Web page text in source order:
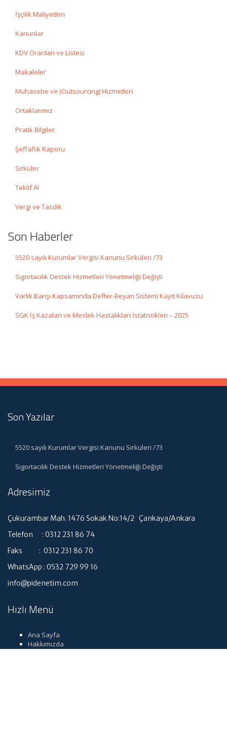
İşçilik Maliyetleri
Kanunlar
KDV Oranları ve Listesi
Makaleler
Muhasebe ve (Outsourcing) Hizmetleri
Ortaklarımız
Pratik Bilgiler
Şeffaflık Raporu
Sirküler
Teklif Al
Vergi ve Tasdik
Son Haberler
5520 sayılı Kurumlar Vergisi Kanunu Sirküleri /73
Sigortacılık Destek Hizmetleri Yönetmeliği Değişti
Varlık Barışı Kapsamında Defter-Beyan Sistemi Kayıt Kılavuzu
SGK İş Kazaları ve Meslek Hastalıkları İstatistikleri – 2025
Son Yazılar
5520 sayılı Kurumlar Vergisi Kanunu Sirküleri /73
Sigortacılık Destek Hizmetleri Yönetmeliği Değişti
Adresimiz
Çukurambar Mah. 1476 Sokak No:14/2 Çankaya/Ankara
Telefon : 0312 231 86 74
Faks : 0312 231 86 70
WhatsApp : 0532 729 99 16
info@pidenetim.com
Hızlı Menü
Ana Sayfa
Hakkımızda